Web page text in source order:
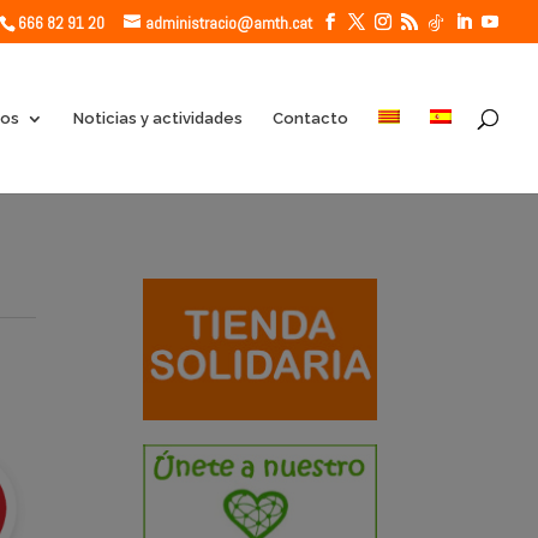
666 82 91 20 administracio@amth.cat
Noticias y actividades Contacto